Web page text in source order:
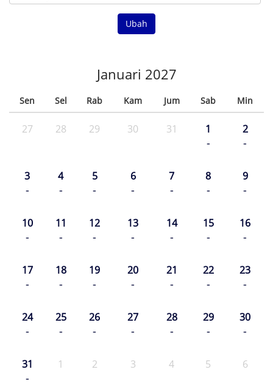
Ubah
Januari 2027
Sen Sel Rab Kam Jum Sab Min
27 28 29 30 31 1
-
2
-
3
-
4
-
5
-
6
-
7
-
8
-
9
-
10
-
11
-
12
-
13
-
14
-
15
-
16
-
17
-
18
-
19
-
20
-
21
-
22
-
23
-
24
-
25
-
26
-
27
-
28
-
29
-
30
-
31
-
1 2 3 4 5 6